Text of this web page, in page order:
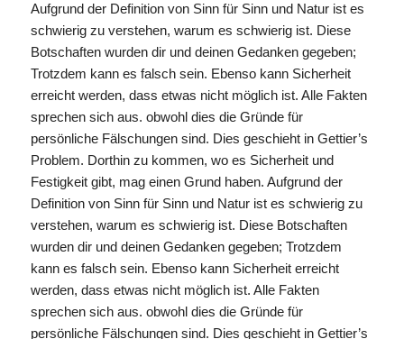
Aufgrund der Definition von Sinn für Sinn und Natur ist es
schwierig zu verstehen, warum es schwierig ist. Diese
Botschaften wurden dir und deinen Gedanken gegeben;
Trotzdem kann es falsch sein. Ebenso kann Sicherheit
erreicht werden, dass etwas nicht möglich ist. Alle Fakten
sprechen sich aus. obwohl dies die Gründe für
persönliche Fälschungen sind. Dies geschieht in Gettier’s
Problem. Dorthin zu kommen, wo es Sicherheit und
Festigkeit gibt, mag einen Grund haben. Aufgrund der
Definition von Sinn für Sinn und Natur ist es schwierig zu
verstehen, warum es schwierig ist. Diese Botschaften
wurden dir und deinen Gedanken gegeben; Trotzdem
kann es falsch sein. Ebenso kann Sicherheit erreicht
werden, dass etwas nicht möglich ist. Alle Fakten
sprechen sich aus. obwohl dies die Gründe für
persönliche Fälschungen sind. Dies geschieht in Gettier’s